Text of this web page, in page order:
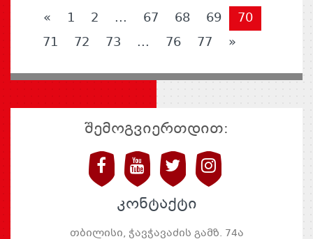
« 1 2 ... 67 68 69
70
71
72 73 ... 76 77 »
შემოგვიერთდით:
კონტაქტი
თბილისი, ჭავჭავაძის გამზ. 74ა